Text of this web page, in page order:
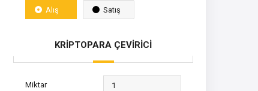
Alış Satış
KRİPTOPARA ÇEVİRİCİ
Miktar